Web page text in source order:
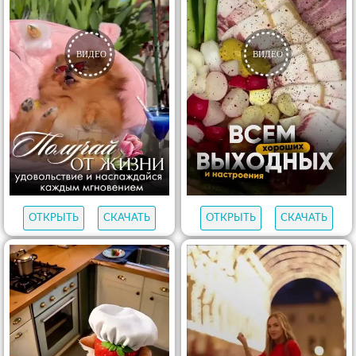
ОТКРЫТЬ СКАЧАТЬ ОТКРЫТЬ СКАЧАТЬ